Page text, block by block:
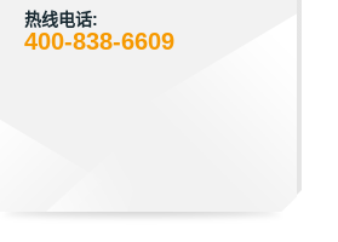
热线电话:
400-838-6609